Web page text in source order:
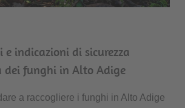
e indicazioni di sicurezza
dei funghi in Alto Adige
a raccogliere i funghi in Alto Adige